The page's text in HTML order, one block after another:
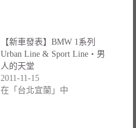
【新車發表】BMW 1系列
Urban Line & Sport Line‧男
人的天堂
2011-11-15
在「台北宜蘭」中